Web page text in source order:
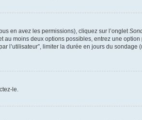
en avez les permissions), cliquez sur l’onglet
au moins deux options possibles, entrez une
l’utilisateur”, limiter la durée en jours du sondage
le.